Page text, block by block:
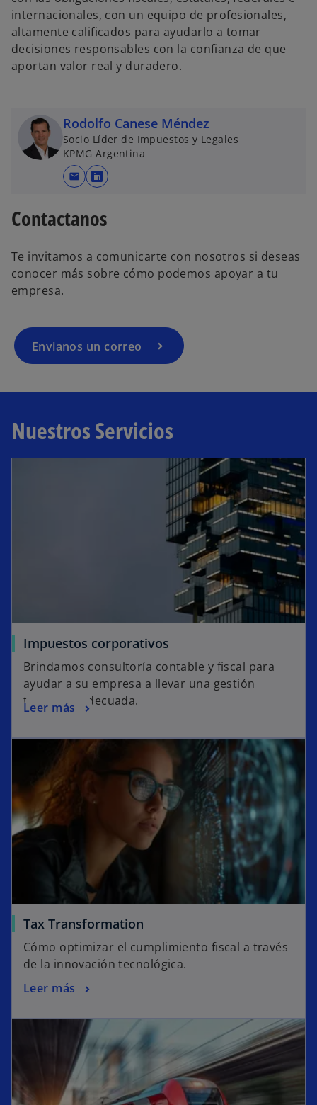
internacionales, con un equipo de profesionales,
altamente calificados para ayudarlo a tomar
decisiones responsables con la confianza de que
aportan valor real y duradero.
Rodolfo Canese Méndez
Socio Líder de Impuestos y Legales
KPMG Argentina
mail
s
a
r
e
a
t
a
ñ
Contactanos
Te invitamos a comunicarte con nosotros si deseas
conocer más sobre cómo podemos apoyar a tu
empresa.
Envianos un correo
Nuestros Servicios
Impuestos corporativos
Brindamos consultoría contable y fiscal para
ayudar a su empresa a llevar una gestión
tributaria adecuada.
Leer más
Tax Transformation
Cómo optimizar el cumplimiento fiscal a través
de la innovación tecnológica.
Leer más